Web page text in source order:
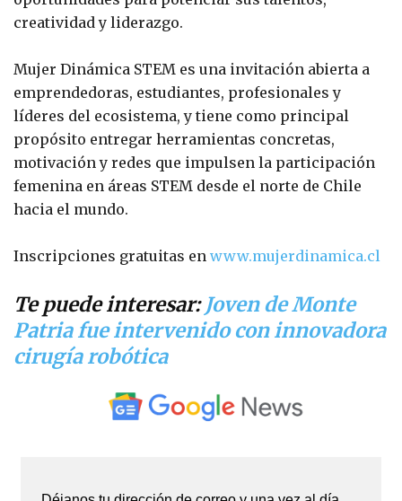
creatividad y liderazgo.
Mujer Dinámica STEM es una invitación abierta a
emprendedoras, estudiantes, profesionales y
líderes del ecosistema, y tiene como principal
propósito entregar herramientas concretas,
motivación y redes que impulsen la participación
femenina en áreas STEM desde el norte de Chile
hacia el mundo.
Inscripciones gratuitas en www.mujerdinamica.cl
Te puede interesar:Joven de Monte
Patria fue intervenido con innovadora
cirugía robótica